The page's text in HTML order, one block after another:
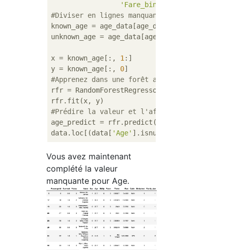
'Fare_bin'
#Diviser en lignes manquantes et non
known_age = age_data[age_data[
unknown_age = age_data[age_data[
x = known_age[:, 1 :]
y = known_age[:, 0
#Apprenez dans une forêt aléatoire
rfr = RandomForestRegressor(random_state=
#Prédire la valeur et l'affecter à la ligne
age_predict = rfr.predict(unknown_age[:,
data.loc[(data[ 'Age' ].isnull()),
Vous avez maintenant
complété la valeur
manquante pour Age.